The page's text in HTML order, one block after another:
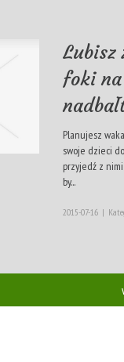
Lubisz
foki
Planujesz
swoje dzieci
przyjedź z
by...
2015-07-16 |